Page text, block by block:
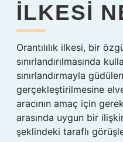
ILKESI
Orantılılık ilkesi, bir
sınırlandırılmasında
sınırlandırmayla
gerçekleştirilmesine
aracının amaç için
arasında uygun bir
şeklindeki taraflı